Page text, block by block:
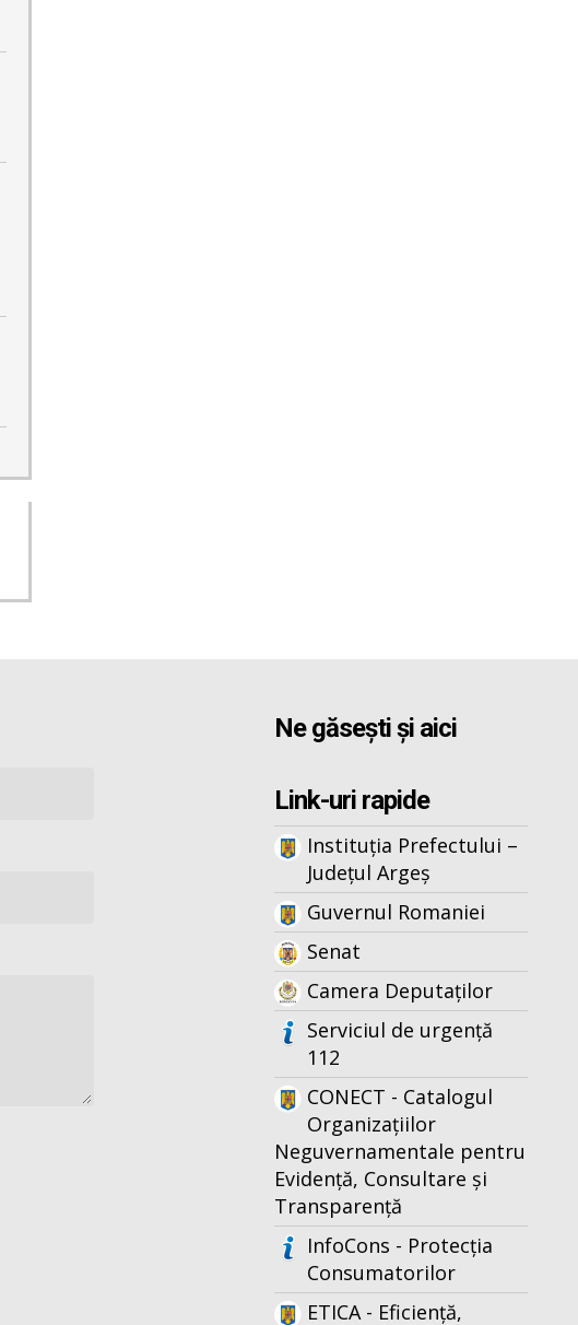
Ne găsești și aici
Link-uri rapide
Instituția Prefectului –
Județul Argeș
Guvernul Romaniei
Senat
Camera Deputaților
Serviciul de urgență
112
CONECT - Catalogul
Organizațiilor
Neguvernamentale pentru
Evidență, Consultare și
Transparență
InfoCons - Protecția
Consumatorilor
ETICA - Eficiență,